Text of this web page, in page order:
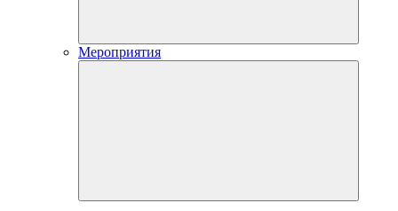
Мероприятия